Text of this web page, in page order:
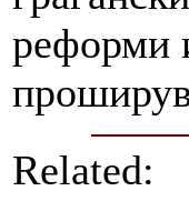
реформи
Related: